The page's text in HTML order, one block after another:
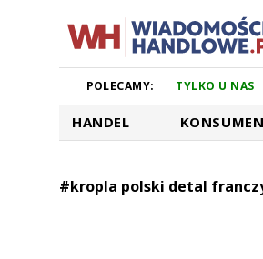
POLECAMY: TYLKO U NAS
HANDEL
#kropla polski detal